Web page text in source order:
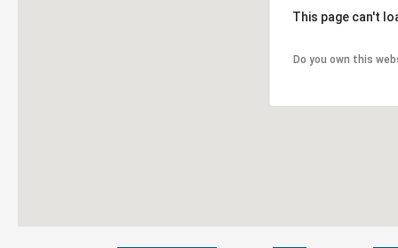
This page can't
Do you own this